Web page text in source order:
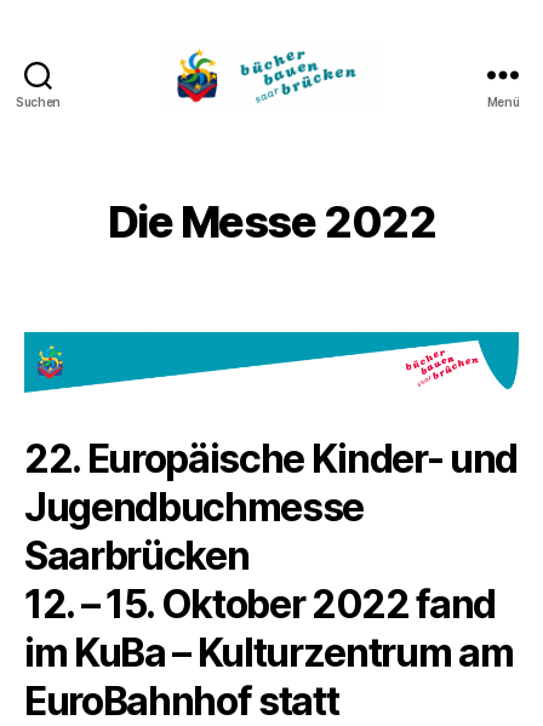
Suchen Menü
Die Messe 2022
22. Europäische Kinder- und
Jugendbuchmesse
Saarbrücken
12. – 15. Oktober 2022fand
im KuBa – Kulturzentrum am
EuroBahnhofstatt